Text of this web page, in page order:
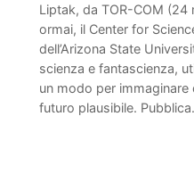
Liptak, da TOR-COM (24
ormai, il Center for
dell’Arizona State
scienza e fantascienza,
un modo per
futuro plausibile.